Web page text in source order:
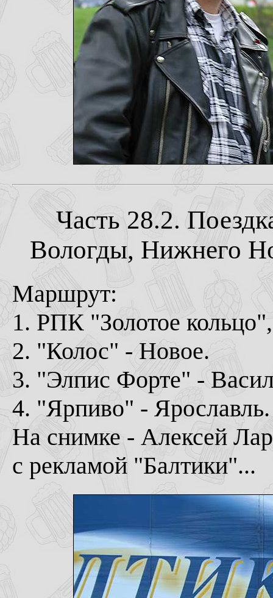
Часть 28.2.
Вологды, Нижнего
Маршрут:
1. РПК "Золотое
2. "Колос" - Новое.
3. "Элпис Форте" -
4. "Ярпиво" - Ярославль.
На снимке - Алексей
с рекламой "Балтики"...